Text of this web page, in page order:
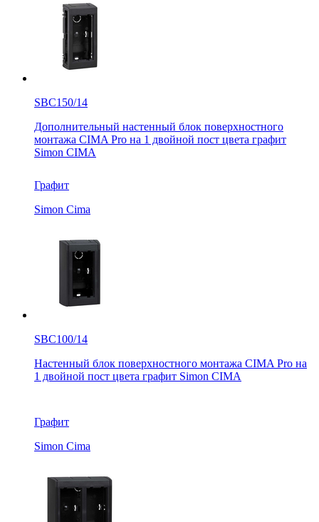
SBC150/14
Дополнительный настенный блок поверхностного
монтажа CIMA Pro на 1 двойной пост цвета графит
Simon CIMA
Графит
Simon Cima
SBC100/14
Настенный блок поверхностного монтажа CIMA Pro на
1 двойной пост цвета графит Simon CIMA
Графит
Simon Cima